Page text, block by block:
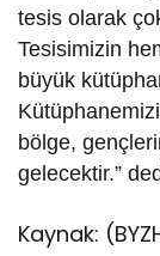
tesis olarak
Tesisimizin
büyük
bölge,
gelecektir.”
Kaynak: